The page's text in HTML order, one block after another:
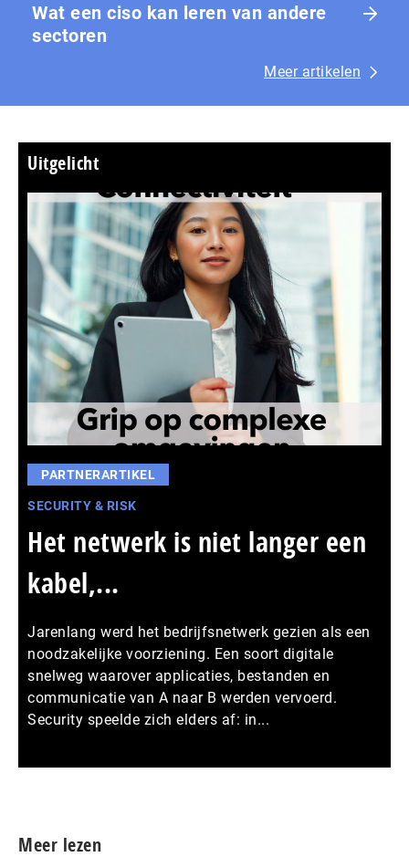
Wat een ciso kan leren van andere
sectoren
Meer artikelen
Uitgelicht
PARTNERARTIKEL
SECURITY & RISK
Het netwerk is niet langer een
kabel,...
Jarenlang werd het bedrijfsnetwerk gezien als een
noodzakelijke voorziening. Een soort digitale
snelweg waarover applicaties, bestanden en
communicatie van A naar B werden vervoerd.
Security speelde zich elders af: in...
Meer lezen